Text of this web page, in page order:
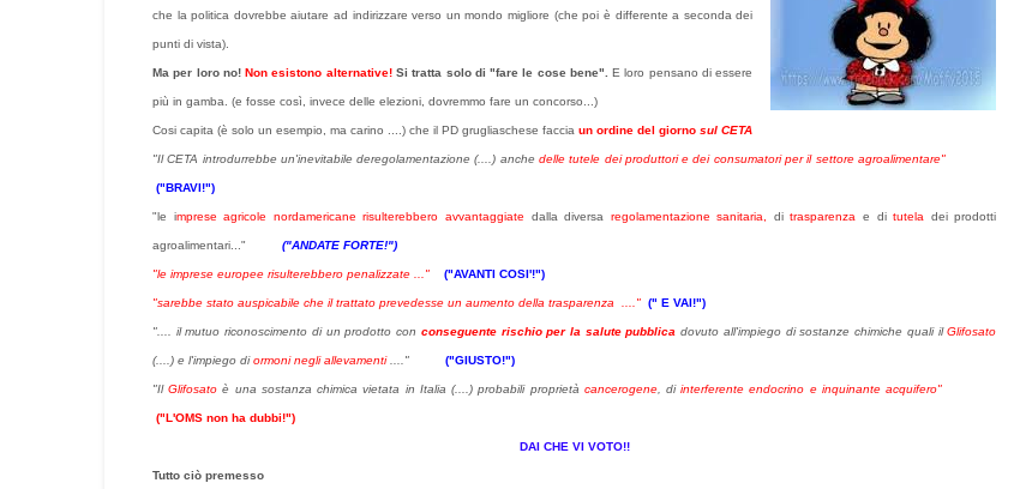
che la politica dovrebbe aiutare ad indirizzare verso un mondo migliore (che poi è differente a seconda dei
punti di vista).
Ma per loro no!Non esistono alternative!Si tratta solo di "fare le cose bene". E loro pensano di essere
più in gamba. (e fosse così, invece delle elezioni, dovremmo fare un concorso...)
Cosi capita (è solo un esempio, ma carino ....) che il PD grugliaschese faccia un ordine del giorno sul CETA
"Il CETA introdurrebbe un'inevitabile deregolamentazione (....) anchedelle tutele dei produttori e dei consumatori per il settore agroalimentare"
("BRAVI!")
"le imprese agricole nordamericane risulterebbero avvantaggiate dalla diversa regolamentazione sanitaria, ditrasparenzae ditutela dei prodotti
agroalimentari..." ("ANDATE FORTE!")
"le imprese europee risulterebbero penalizzate ..." ("AVANTI COSI'!")
"sarebbe stato auspicabile che il trattato prevedesse un aumento della trasparenza ...." (" E VAI!")
".... il mutuo riconoscimento di un prodotto con conseguente rischio per la salute pubblicadovuto all'impiego di sostanze chimiche quali ilGlifosato
(....) e l'impiego diormoninegli allevamenti...." ("GIUSTO!")
"IlGlifosatoè una sostanza chimica vietata in Italia (....) probabili proprietà cancerogene, diinterferente endocrino e inquinante acquifero"
("L'OMS non ha dubbi!")
DAI CHE VI VOTO!!
Tutto ciò premesso